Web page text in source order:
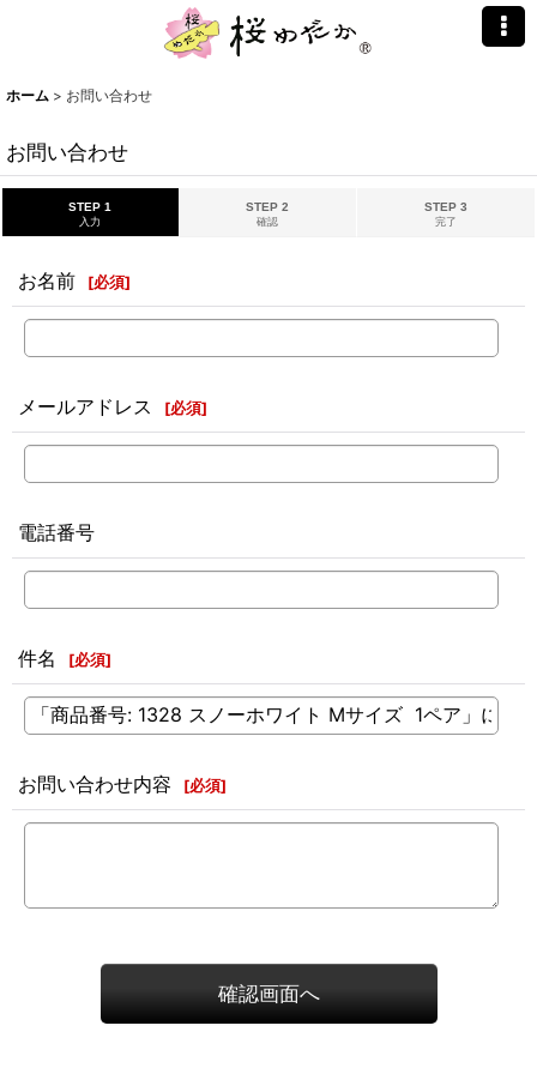
ホーム > お問い合わせ
お問い合わせ
STEP 1
入力
STEP 2
確認
STEP 3
完了
お名前 [必須]
メールアドレス [必須]
電話番号
件名 [必須]
お問い合わせ内容 [必須]
確認画面へ